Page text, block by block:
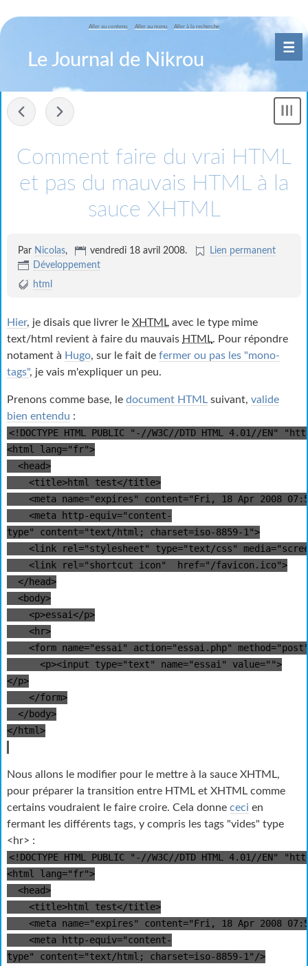
Aller au contenu Aller au menu Aller à la recherche
Le Journal de Nikrou
Comment faire du vrai HTML
et pas du mauvais HTML à la
sauce XHTML
Par Nicolas, vendredi 18 avril 2008.
Lien permanent
Développement
html
Hier, je disais que livrer le XHTML avec le type mime
text/html revient à faire du mauvais HTML. Pour répondre
notament à Hugo, sur le fait de fermer ou pas les "mono-
tags", je vais m'expliquer un peu.
Prenons comme base, le document HTML suivant, valide
bien entendu :
<!DOCTYPE HTML PUBLIC "-//W3C//DTD HTML 4.01//
<html lang="fr">
<head>
<title>html test</title>
<meta name="expires" content="Fri, 18 Apr 2008
<meta http-equiv="content-
type" content="text/html; charset=iso-8859-1">
<link rel="stylesheet" type="text/css"
<link rel="shortcut icon" href="/favicon.ico">
</head>
<body>
<p>essai</p>
<hr>
<form name="essai" action="essai.php"
<p><input type="text" name="essai" value="">
</p>
</form>
</body>
</html>
Nous allons le modifier pour le mettre à la sauce XHTML,
pour préparer la transition entre HTML et XHTML comme
certains voudraient le faire croire. Cela donne ceci en
fermant les différents tags, y compris les tags "vides" type
<hr> :
<!DOCTYPE HTML PUBLIC "-//W3C//DTD HTML 4.01//
<html lang="fr">
<head>
<title>html test</title>
<meta name="expires" content="Fri, 18 Apr 2008
<meta http-equiv="content-
type" content="text/html; charset=iso-8859-1"/>